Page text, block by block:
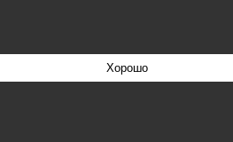
Хорошо